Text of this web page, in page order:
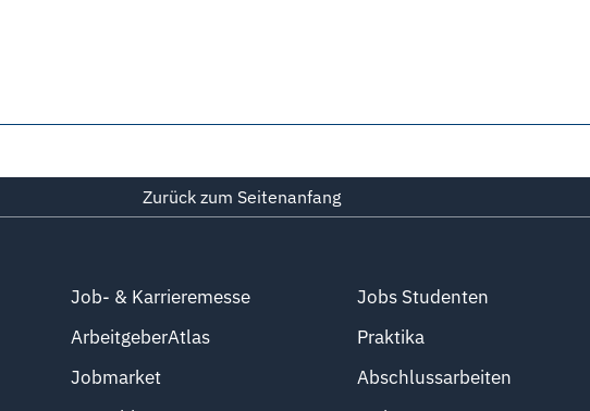
Zurück zum Seitenanfang
Job- & Karrieremesse
ArbeitgeberAtlas
Jobmarket
Jobs Studenten
Praktika
Abschlussarbeiten